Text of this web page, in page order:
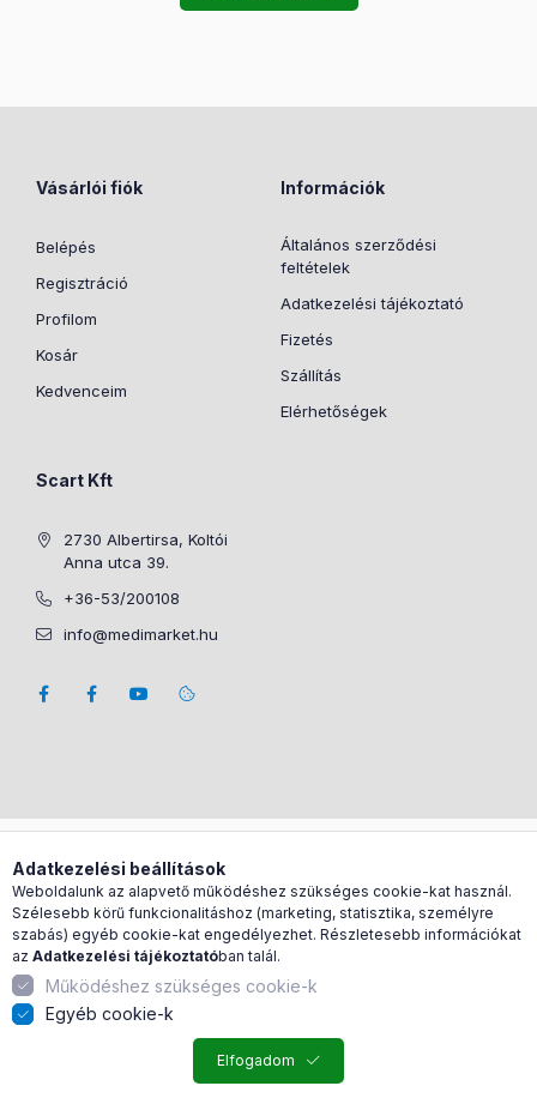
Vásárlói fiók
Belépés
Regisztráció
Profilom
Kosár
Kedvenceim
Információk
Általános szerződési
feltételek
Adatkezelési tájékoztató
Fizetés
Szállítás
Elérhetőségek
Scart Kft
2730 Albertirsa, Koltói
Anna utca 39.
+36-53/200108
info@medimarket.hu
Árukereső.hu
Adatkezelési beállítások
Weboldalunk az alapvető működéshez szükséges cookie-kat használ.
Szélesebb körű funkcionalitáshoz (marketing, statisztika, személyre
szabás) egyéb cookie-kat engedélyezhet. Részletesebb információkat
az Adatkezelési tájékoztatóban talál.
Működéshez szükséges cookie-k
Egyéb cookie-k
Elfogadom